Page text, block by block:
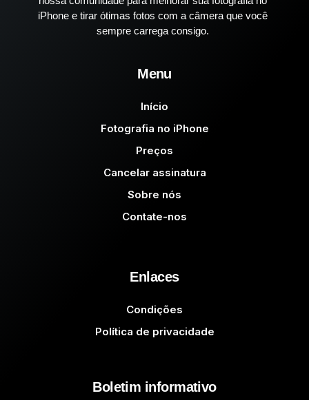
iPhone e tirar ótimas fotos com a câmera que você
sempre carrega consigo.
Menu
Início
Fotografia no iPhone
Preços
Cancelar assinatura
Sobre nós
Contate-nos
Enlaces
Condições
Política de privacidade
Boletim informativo